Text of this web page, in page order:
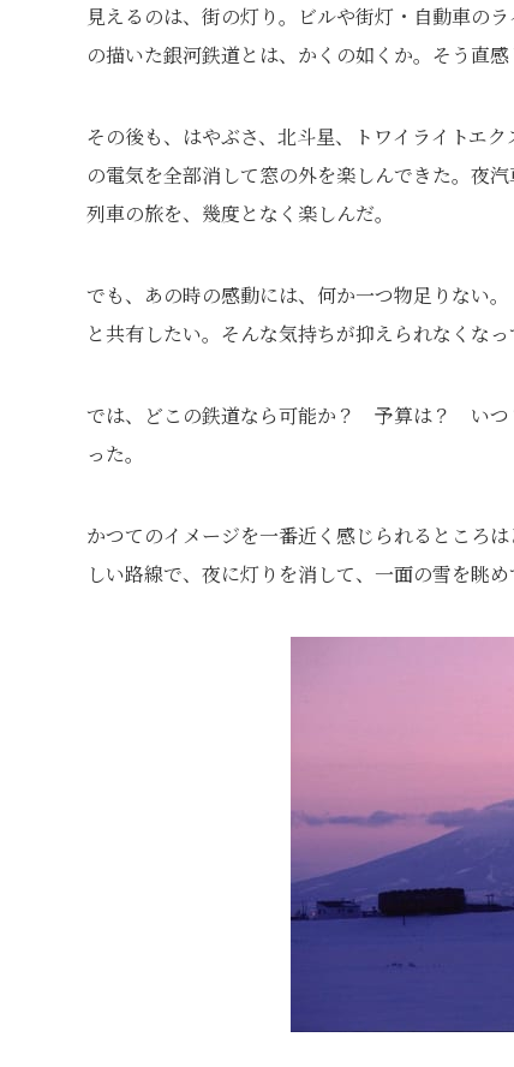
見えるのは、街の灯り。ビルや街灯・自動車の
の描いた銀河鉄道とは、かくの如くか。そう直
その後も、はやぶさ、北斗星、トワイライトエ
の電気を全部消して窓の外を楽しんできた。夜
列車の旅を、幾度となく楽しんだ。
でも、あの時の感動には、何か一つ物足りない
と共有したい。そんな気持ちが抑えられなくなっ
では、どこの鉄道なら可能か？ 予算は？ いつ
った。
かつてのイメージを一番近く感じられるところ
しい路線で、夜に灯りを消して、一面の雪を眺